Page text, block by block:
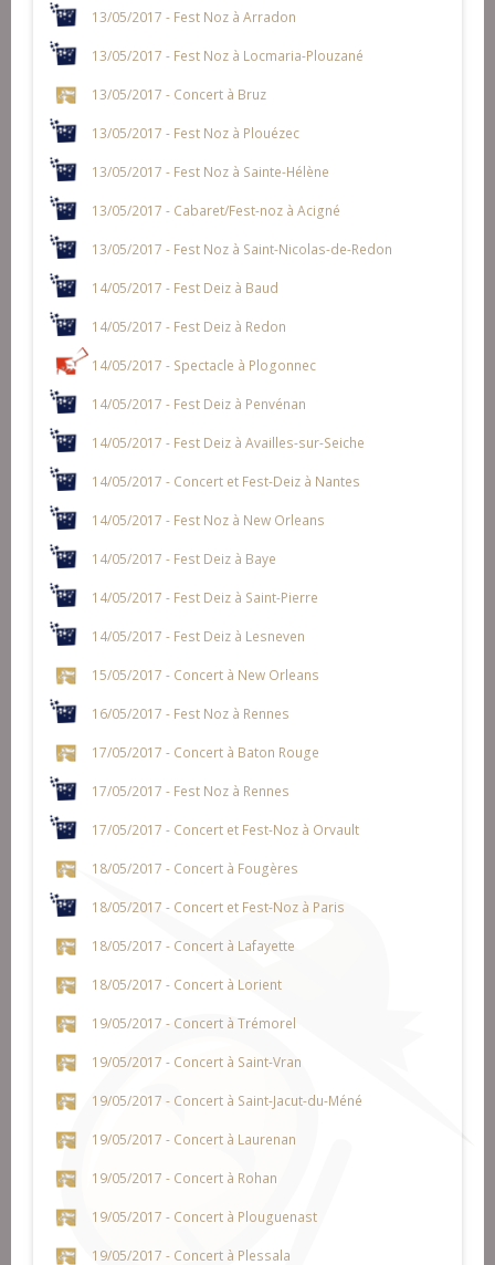
13/05/2017 - Fest Noz à Arradon
13/05/2017 - Fest Noz à Locmaria-Plouzané
13/05/2017 - Concert à Bruz
13/05/2017 - Fest Noz à Plouézec
13/05/2017 - Fest Noz à Sainte-Hélène
13/05/2017 - Cabaret/Fest-noz à Acigné
13/05/2017 - Fest Noz à Saint-Nicolas-de-Redon
14/05/2017 - Fest Deiz à Baud
14/05/2017 - Fest Deiz à Redon
14/05/2017 - Spectacle à Plogonnec
14/05/2017 - Fest Deiz à Penvénan
14/05/2017 - Fest Deiz à Availles-sur-Seiche
14/05/2017 - Concert et Fest-Deiz à Nantes
14/05/2017 - Fest Noz à New Orleans
14/05/2017 - Fest Deiz à Baye
14/05/2017 - Fest Deiz à Saint-Pierre
14/05/2017 - Fest Deiz à Lesneven
15/05/2017 - Concert à New Orleans
16/05/2017 - Fest Noz à Rennes
17/05/2017 - Concert à Baton Rouge
17/05/2017 - Fest Noz à Rennes
17/05/2017 - Concert et Fest-Noz à Orvault
18/05/2017 - Concert à Fougères
18/05/2017 - Concert et Fest-Noz à Paris
18/05/2017 - Concert à Lafayette
18/05/2017 - Concert à Lorient
19/05/2017 - Concert à Trémorel
19/05/2017 - Concert à Saint-Vran
19/05/2017 - Concert à Saint-Jacut-du-Méné
19/05/2017 - Concert à Laurenan
19/05/2017 - Concert à Rohan
19/05/2017 - Concert à Plouguenast
19/05/2017 - Concert à Plessala